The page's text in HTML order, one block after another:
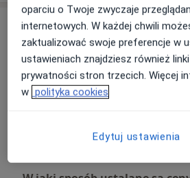
Usługi i ceny
Konsultacja dietetyczna
250 zł Szczegóły
oparciu o Twoje zwyczaje
internetowych. W każdej chwili
zaktualizować swoje preferencje w
ustawieniach znajdziesz również
prywatności stron trzecich. Więcej
w polityka cookies
Edytuj ustawienia